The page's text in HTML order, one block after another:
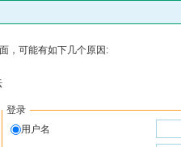
，可能有如下几个原因:
登录
用户名